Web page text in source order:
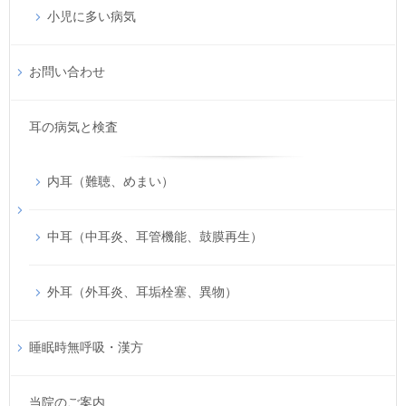
小児に多い病気
お問い合わせ
耳の病気と検査
内耳（難聴、めまい）
中耳（中耳炎、耳管機能、鼓膜再生）
外耳（外耳炎、耳垢栓塞、異物）
睡眠時無呼吸・漢方
当院のご案内